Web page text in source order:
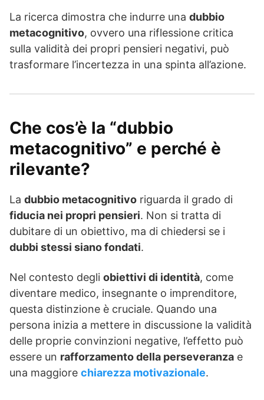
La ricerca dimostra che indurre una dubbio
metacognitivo, ovvero una riflessione critica
sulla validità dei propri pensieri negativi, può
trasformare l’incertezza in una spinta all’azione.
Che cos’è la “dubbio
metacognitivo” e perché è
rilevante?
La dubbio metacognitivo riguarda il grado di
fiducia nei propri pensieri. Non si tratta di
dubitare di un obiettivo, ma di chiedersi se i
dubbi stessi siano fondati.
Nel contesto degli obiettivi di identità, come
diventare medico, insegnante o imprenditore,
questa distinzione è cruciale. Quando una
persona inizia a mettere in discussione la validità
delle proprie convinzioni negative, l’effetto può
essere un rafforzamento della perseveranza e
una maggiore chiarezza motivazionale.